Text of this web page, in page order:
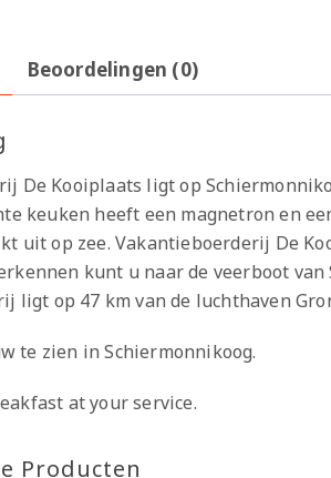
Beoordelingen (0)
De Kooiplaats ligt op
keuken heeft een magnetron en
uit op zee. Vakantieboerderij De
kunt u naar de veerboot van
ligt op 47 km van de luchthaven
te zien in Schiermonnikoog.
at your service.
Producten